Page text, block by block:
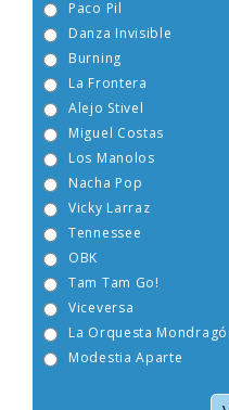
Burning
Alejo Stivel
Miguel Costas
Nacha Pop
Vicky Larraz
La Orquesta Mondragón
Modestia Aparte